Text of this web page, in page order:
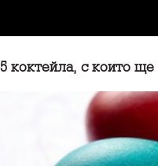
5 коктейла, с които ще